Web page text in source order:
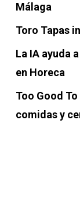
Málaga
Toro Tapas
La IA ayuda
en Horeca
Too Good
comidas y